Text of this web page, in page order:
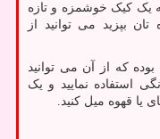
یک کیک خوشمزه و تازه
بپزید می توانید از
که از آن می توانید
استفاده نمایید و یک
یا قهوه میل کنید.